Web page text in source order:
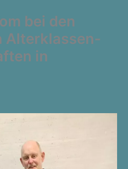
bei den
Alterklassen-
in